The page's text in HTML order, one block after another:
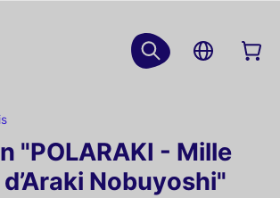
"POLARAKI - Mille
Nobuyoshi"